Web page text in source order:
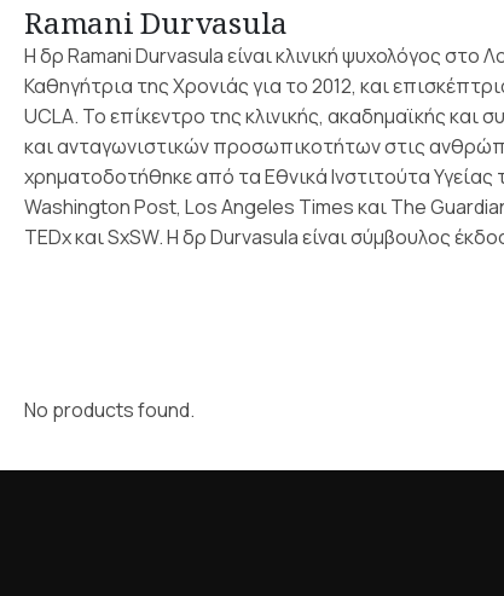
Ramani Durvasula
H δρ Ramani Durvasula είναι κλινική ψυχολόγος
Καθηγήτρια της Χρονιάς για το 2012, και
UCLA. Το επίκεντρο της κλινικής, ακαδημαϊκής και
και ανταγωνιστικών προσωπικοτήτων στις
χρηματοδοτήθηκε από τα Εθνικά Ινστιτούτα
Washington Post, Los Angeles Times και The
TEDx και SxSW. Η δρ Durvasula είναι σύμβουλος
No products found.